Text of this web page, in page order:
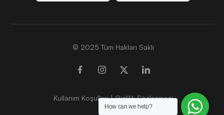
© 2025 Tüm Hakları Saklı
Kullanım Koşulları|Gizlilik Sözleşmesi
How can we help?